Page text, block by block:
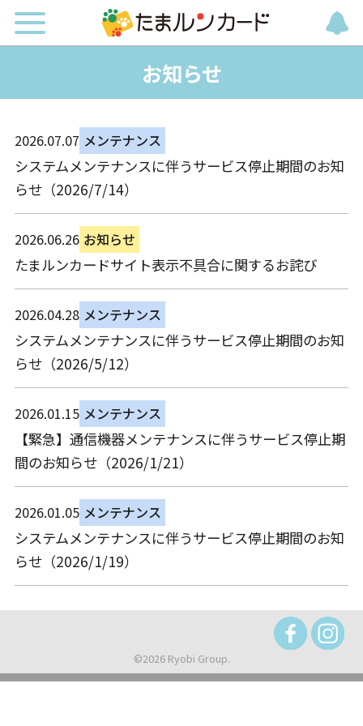
お知らせ
2026.07.07 メンテナンス
システムメンテナンスに伴うサービス停止期間のお知
らせ（2026/7/14）
2026.06.26 お知らせ
たまルンカードサイト表示不具合に関するお詫び
2026.04.28 メンテナンス
システムメンテナンスに伴うサービス停止期間のお知
らせ（2026/5/12）
2026.01.15 メンテナンス
【緊急】通信機器メンテナンスに伴うサービス停止期
間のお知らせ（2026/1/21）
2026.01.05 メンテナンス
システムメンテナンスに伴うサービス停止期間のお知
らせ（2026/1/19）
©2026 Ryobi Group.